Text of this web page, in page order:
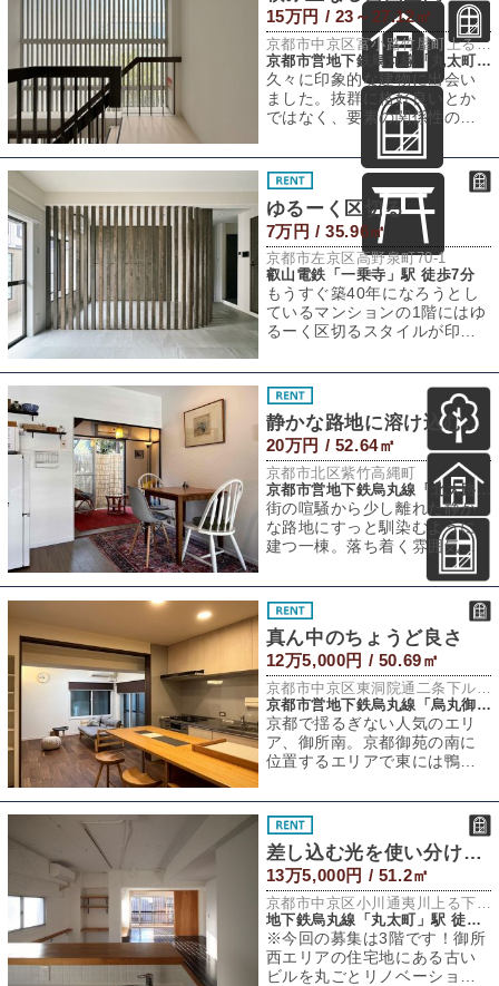
15万円 / 23～27.12㎡
京都市中京区富小路竹屋町上る桝屋町325-2
京都市営地下鉄烏丸線「丸太町」駅 徒歩7分
久々に印象的な建物に出会い
ました。抜群に格好良いとか
ではなく、要素の関係性の妙
で、そこはかとなくとても良
い。早速紹介しち
ゆるーく区切る
7万円 / 35.96㎡
京都市左京区高野泉町70-1
叡山電鉄「一乗寺」駅 徒歩7分
もうすぐ築40年になろうとし
ているマンションの1階にはゆ
るーく区切るスタイルが印象
物件は鴨川デ
静かな路地に溶け込む【マンスリー賃貸】
20万円 / 52.64㎡
京都市北区紫竹高縄町
京都市営地下鉄烏丸線「北大路」駅 徒歩13分
街の喧騒から少し離れた静か
な路地にすっと馴染むように
建つ一棟。落ち着く雰囲気に
整えられた空間が素敵なマン
スリー賃貸物件で
真ん中のちょうど良さ
12万5,000円 / 50.69㎡
京都市営地下鉄烏丸線「烏丸御池」駅 徒歩4分
京都で揺るぎない人気のエリ
ア、御所南。京都御苑の南に
位置するエリアで東には鴨
ば商業地と、まさに
差し込む光を使い分け。[ペット飼育可]
13万5,000円 / 51.2㎡
地下鉄烏丸線「丸太町」駅 徒歩8分
※今回の募集は3階です！御所
西エリアの住宅地にある古い
ビルを丸ごとリノベーション